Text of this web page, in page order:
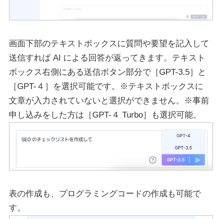
画面下部のテキストボックスに質問や要望を記入して
送信すれば AI による回答が返ってきます。テキスト
ボックス右側にある送信ボタン部分で［GPT-3.5］と
［GPT-４］を選択可能です。※テキストボックスに
文章が入力されていないと選択ができません。※事前
申し込みをした方は［GPT-４ Turbo］も選択可能。
表の作成も、プログラミングコードの作成も可能で
す。